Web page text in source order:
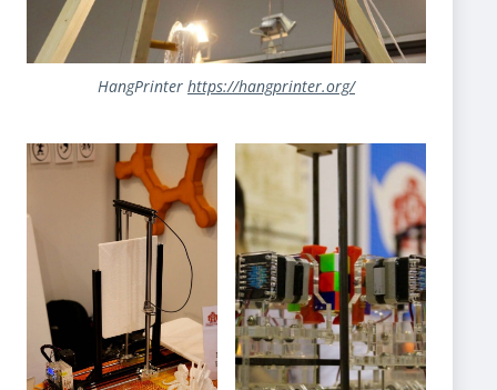
HangPrinter https://hangprinter.org/